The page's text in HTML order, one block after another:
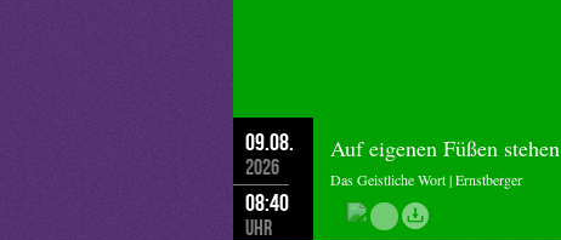
09.08.
2026
08:40
Uhr
Auf eigenen Füßen stehen
Das Geistliche Wort | Ernstberger